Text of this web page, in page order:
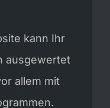
kann Ihr
ausgewertet
allem mit